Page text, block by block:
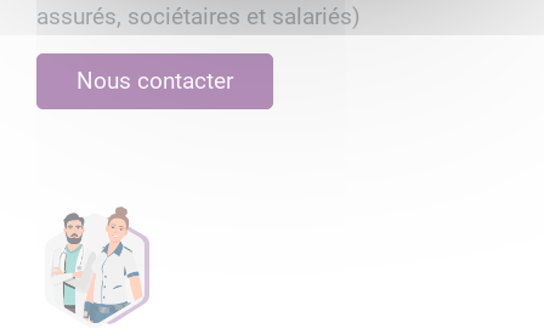
assurés, sociétaires et salariés)
Nous contacter